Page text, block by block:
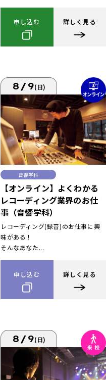
申し込む 詳しく見る
8/9(日)
音響学科
【オンライン】よくわかる
レコーディング業界のお仕
事（音響学科）
レコーディング(録音)のお仕事に興
味がある！
そんなあなた...
申し込む 詳しく見る
8/9(日)